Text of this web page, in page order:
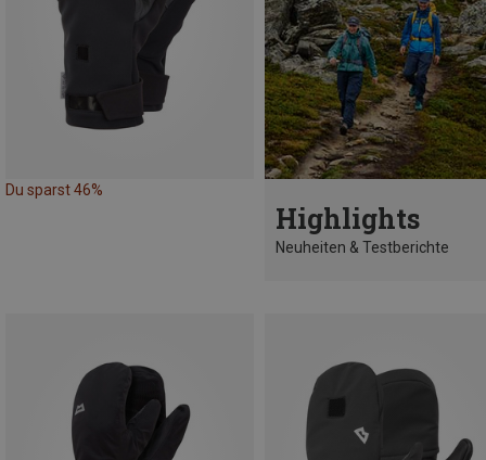
Du sparst 46%
Highlights
Neuheiten & Testberichte